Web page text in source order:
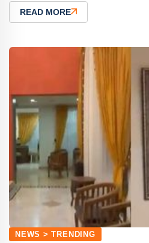
READ MORE
NEWS > TRENDING